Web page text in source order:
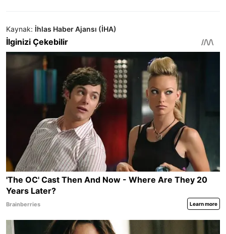
Kaynak: İhlas Haber Ajansı (İHA)